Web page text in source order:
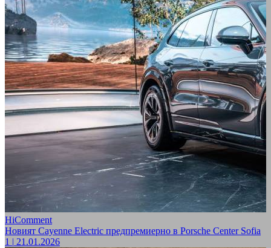
HiComment
Новият Cayenne Electric предпремиерно в Porsche Center Sofia
1 | 21.01.2026